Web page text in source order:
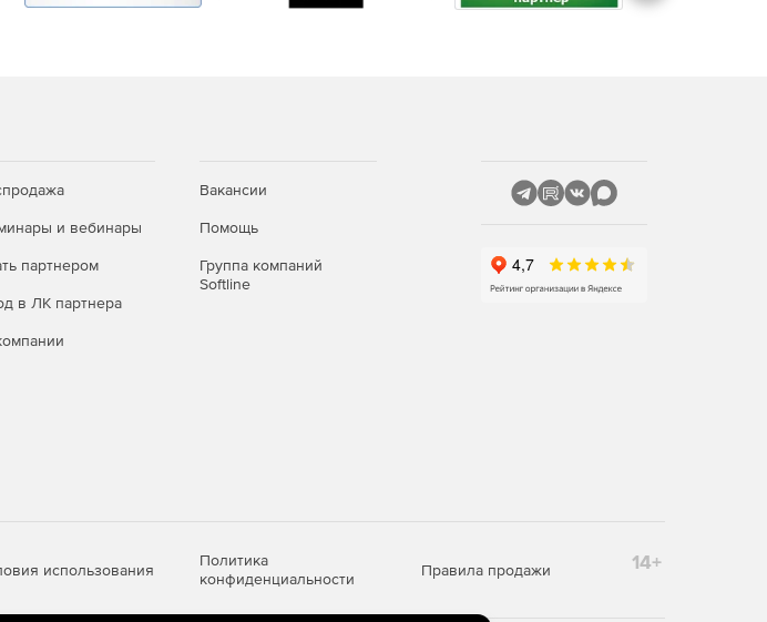
в учетной записи
или
писать и рисовать
и вебинары
партнером
в ЛК партнера
Вакансии
Помощь
Группа компаний
Softline
использования
Политика
конфиденциальности
Правила продажи 14+